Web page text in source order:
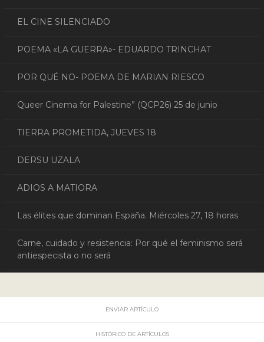
EL CINE SILENCIADO
POEMA «LA GUERRA»- EDUARDO TRINCHAT
POR QUÉ NO- POEMA DE MARIAN RIESCO
Queer Cinema for Palestine” (QCP26) 25 de junio
TIERRA PROMETIDA, JUEVES 18
DERSU UZALA
ADIOS A MATIORA
Las élites que dominan España. Miércoles 27, 18 horas
Carne, cuidado y resistencia: Por qué el feminismo será
antiespecista o no será
ENVIAR ARTÍCULO
HISTÓRICO DE ARTÍCULOS